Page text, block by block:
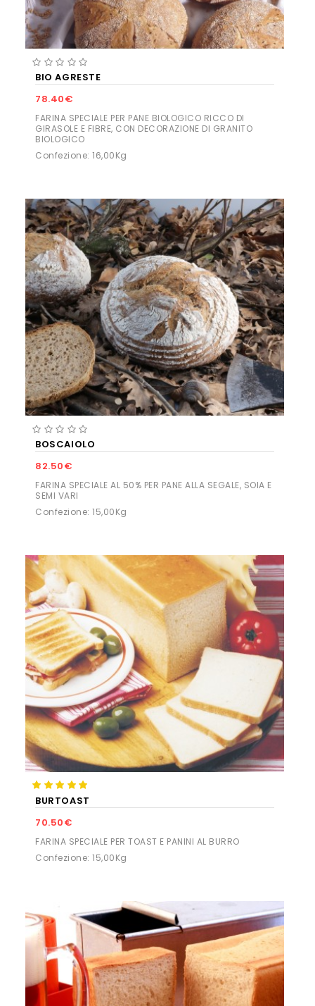
BIO AGRESTE
78.40€
FARINA SPECIALE PER PANE BIOLOGICO RICCO DI
GIRASOLE E FIBRE, CON DECORAZIONE DI GRANITO
BIOLOGICO
Confezione: 16,00Kg
BOSCAIOLO
82.50€
FARINA SPECIALE AL 50% PER PANE ALLA SEGALE, SOIA E
SEMI VARI
Confezione: 15,00Kg
BURTOAST
70.50€
FARINA SPECIALE PER TOAST E PANINI AL BURRO
Confezione: 15,00Kg